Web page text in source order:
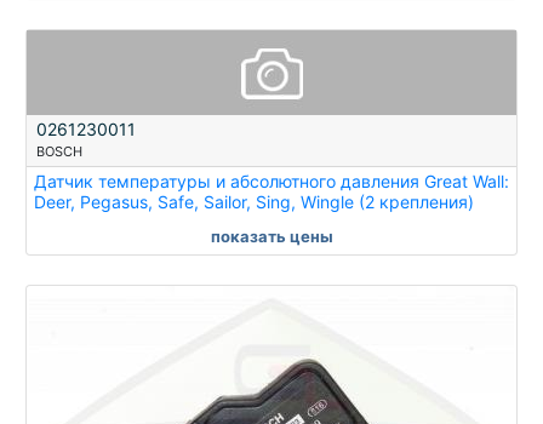
0261230011
BOSCH
Датчик температуры и абсолютного давления Great Wall:
Deer, Pegasus, Safe, Sailor, Sing, Wingle (2 крепления)
показать цены